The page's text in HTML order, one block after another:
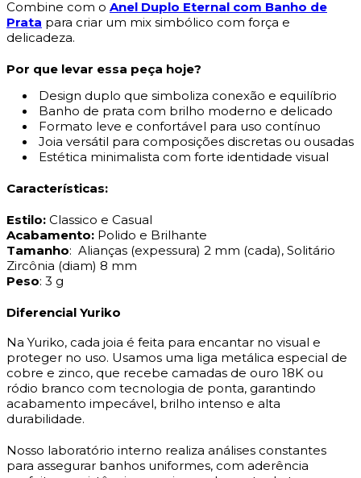
Combine com o Anel Duplo Eternal com Banho de
Prata para criar um mix simbólico com força e
delicadeza.
Por que levar essa peça hoje?
Design duplo que simboliza conexão e equilíbrio
Banho de prata com brilho moderno e delicado
Formato leve e confortável para uso contínuo
Joia versátil para composições discretas ou ousadas
Estética minimalista com forte identidade visual
Características:
Estilo: Classico e Casual
Acabamento: Polido e Brilhante
Tamanho: Alianças (expessura) 2 mm (cada), Solitário
Zircônia (diam) 8 mm
Peso: 3 g
Diferencial Yuriko
Na Yuriko, cada joia é feita para encantar no visual e
proteger no uso. Usamos uma liga metálica especial de
cobre e zinco, que recebe camadas de ouro 18K ou
ródio branco com tecnologia de ponta, garantindo
acabamento impecável, brilho intenso e alta
durabilidade.
Nosso laboratório interno realiza análises constantes
para assegurar banhos uniformes, com aderência